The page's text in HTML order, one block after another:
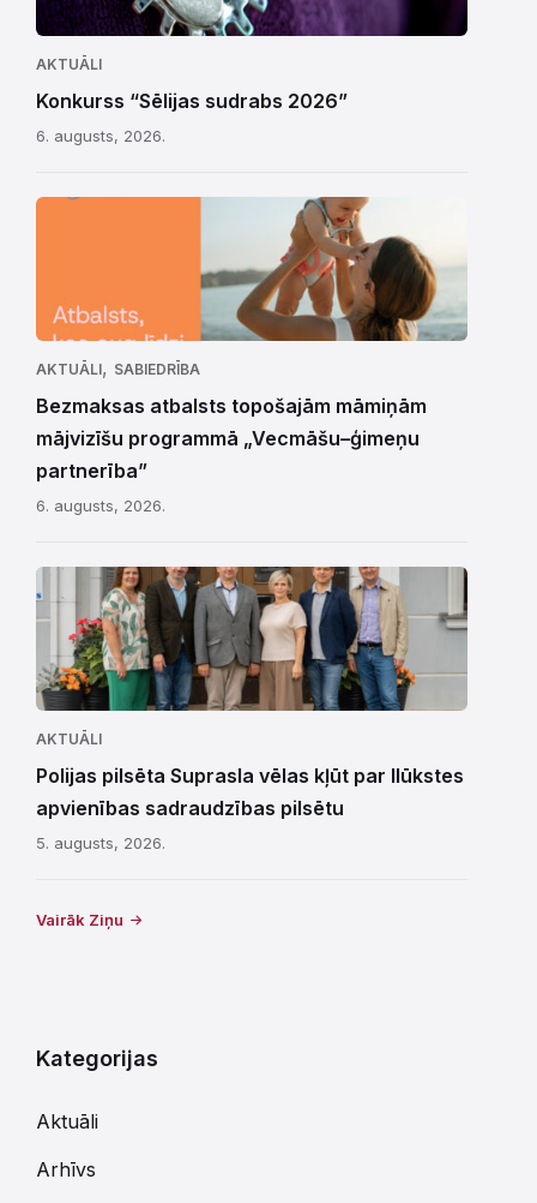
AKTUĀLI
Konkurss “Sēlijas sudrabs 2026”
6. augusts, 2026.
AKTUĀLI, SABIEDRĪBA
Bezmaksas atbalsts topošajām māmiņām
mājvizīšu programmā „Vecmāšu–ģimeņu
partnerība”
6. augusts, 2026.
AKTUĀLI
Polijas pilsēta Suprasla vēlas kļūt par Ilūkstes
apvienības sadraudzības pilsētu
5. augusts, 2026.
Vairāk Ziņu
Kategorijas
Aktuāli
Arhīvs